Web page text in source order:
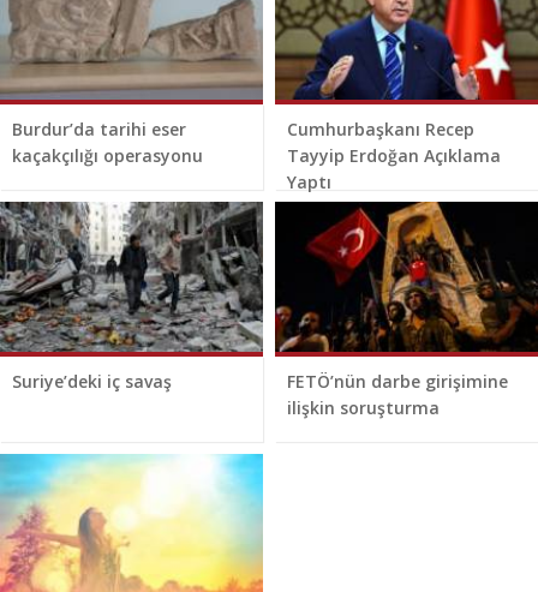
Burdur’da tarihi eser
kaçakçılığı operasyonu
Cumhurbaşkanı Recep
Tayyip Erdoğan Açıklama
Yaptı
Suriye’deki iç savaş
FETÖ’nün darbe girişimine
ilişkin soruşturma